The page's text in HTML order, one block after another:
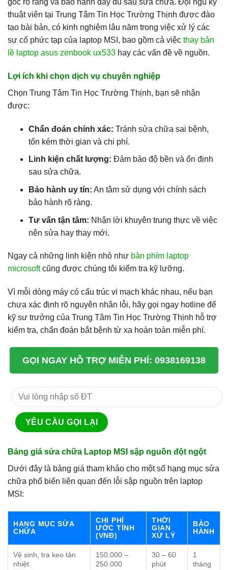
gốc rõ ràng và bảo hành đầy đủ sau sửa chữa. Đội ngũ kỹ
thuật viên tại Trung Tâm Tin Học Trường Thịnh được đào
tạo bài bản, có kinh nghiệm lâu năm trong việc xử lý các
sự cố phức tạp của laptop MSI, bao gồm cả việc thay bản
lề laptop asus zenbook ux533 hay các vấn đề về nguồn.
Lợi ích khi chọn dịch vụ chuyên nghiệp
Chọn Trung Tâm Tin Học Trường Thịnh, bạn sẽ nhận
được:
Chẩn đoán chính xác: Tránh sửa chữa sai bệnh,
tốn kém thời gian và chi phí.
Linh kiện chất lượng: Đảm bảo độ bền và ổn định
sau sửa chữa.
Bảo hành uy tín: An tâm sử dụng với chính sách
bảo hành rõ ràng.
Tư vấn tận tâm: Nhận lời khuyên trung thực về việc
nên sửa hay thay mới.
Ngay cả những linh kiện nhỏ như bàn phím laptop
microsoftcũng được chúng tôi kiểm tra kỹ lưỡng.
Vì mỗi dòng máy có cấu trúc vi mạch khác nhau, nếu bạn
chưa xác định rõ nguyên nhân lỗi, hãy gọi ngay hotline để
kỹ sư trưởng của Trung Tâm Tin Học Trường Thịnh hỗ trợ
kiểm tra, chẩn đoán bắt bệnh từ xa hoàn toàn miễn phí.
GỌI NGAY HỖ TRỢ MIỄN PHÍ: 0938169138
Bảng giá sửa chữa Laptop MSI sập nguồn đột ngột
Dưới đây là bảng giá tham khảo cho một số hạng mục sửa
chữa phổ biến liên quan đến lỗi sập nguồn trên laptop
MSI:
HẠNG MỤC SỬA
CHỮA
CHI PHÍ
ƯỚC TÍNH
(VNĐ)
THỜI
GIAN
XỬ LÝ
BẢO
HÀNH
Vệ sinh, tra keo tản
nhiệt
150.000 –
250.000
30 – 60
phút
1
tháng